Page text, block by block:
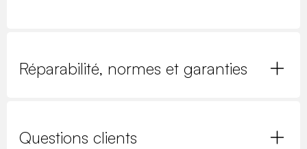
Réparabilité, normes et garanties
Questions clients